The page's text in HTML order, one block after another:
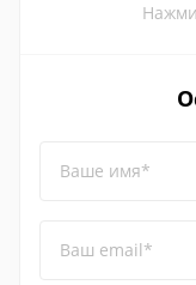
Ваше имя*
Ваш email*